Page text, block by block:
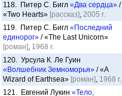
118. Питер С. Бигл «Два сердца» /
«Two Hearts» [рассказ], 2005 г.
119. Питер С. Бигл «Последний
единорог» / «The Last Unicorn»
[роман], 1968 г.
120. Урсула К. Ле Гуин
«Волшебник Земноморья» / «A
Wizard of Earthsea» [роман], 1968 г.
121. Евгений Лукин «Тело,